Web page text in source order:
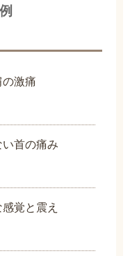
激痛
首の痛み
覚と震え